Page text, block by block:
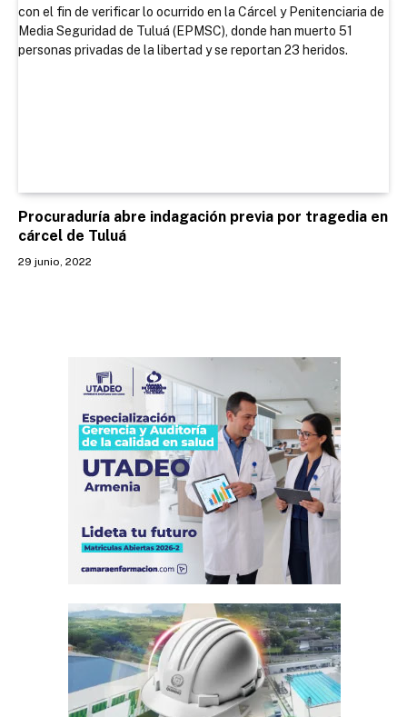
Procuraduría abre indagación previa por tragedia en
cárcel de Tuluá
29 junio, 2022